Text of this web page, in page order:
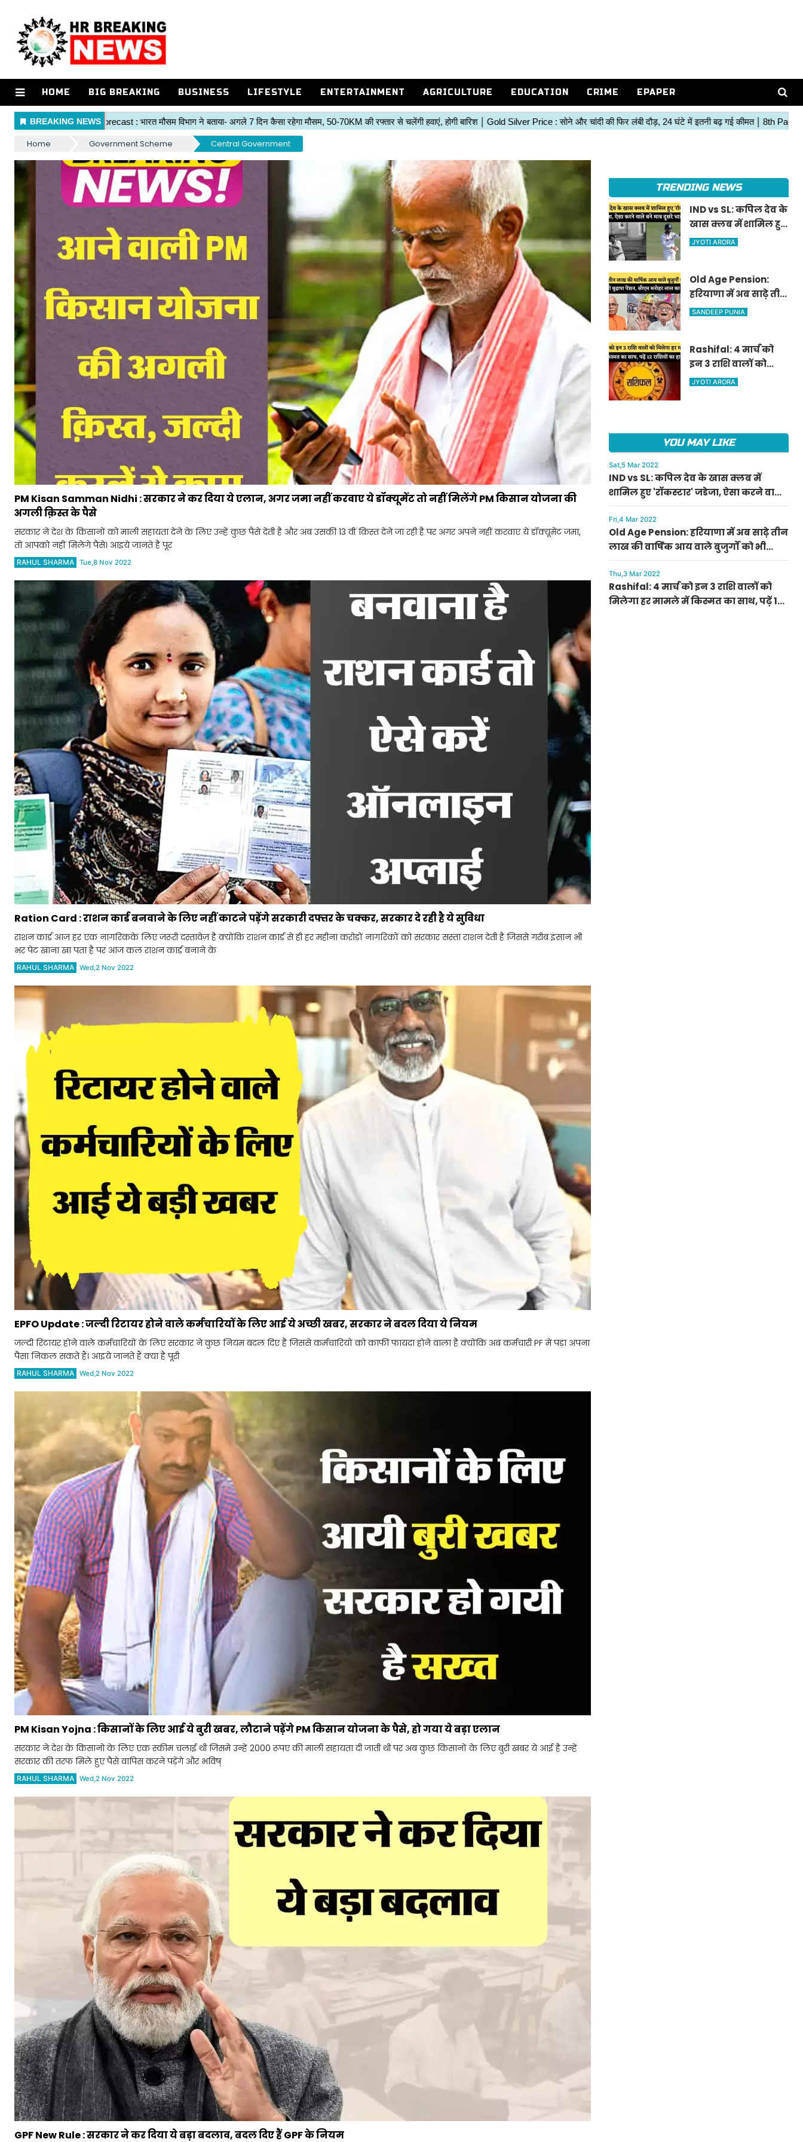
HOME BIG BREAKING BUSINESS LIFESTYLE ENTERTAINMENT AGRICULTURE EDUCATION CRIME EPAPER
Home Government Scheme Central Government
PM Kisan Samman Nidhi : सरकार ने कर दिया ये एलान, अगर जमा नहीं करवाए ये डॉक्यूमेंट तो नहीं मिलेंगे PM किसान योजना की
अगली क़िस्त के पैसे
सरकार ने देश के किसानों को माली सहायता देने के लिए उन्हें कुछ पैसे देती है और अब उसकी 13 वीं क़िस्त देने जा रही है पर अगर अपने नहीं करवाए ये डॉक्यूमेंट जमा,
तो आपको नहीं मिलेगे पैसे। आइये जानते है पूर
RAHUL SHARMA Tue,8 Nov 2022
Ration Card : राशन कार्ड बनवाने के लिए नहीं काटने पड़ेंगे सरकारी दफ्तर के चक्कर, सरकार दे रही है ये सुविधा
राशन कार्ड आज हर एक नागरिकके लिए जरूरी दस्तावेज़ है क्योंकि राशन कार्ड से ही हर महीना करोड़ों नागरिकों को सरकार सस्ता राशन देती है जिससे गरीब इंसान भी
भर पेट खाना खा पता है पर आज कल राशन कार्ड बनाने के
RAHUL SHARMA Wed,2 Nov 2022
EPFO Update : जल्दी रिटायर होने वाले कर्मचारियों के लिए आई ये अच्छी खबर, सरकार ने बदल दिया ये नियम
जल्दी रिटायर होने वाले कर्मचारियों के लिए सरकार ने कुछ नियम बदल दिए है जिससे कर्मचारियों को काफी फायदा होने वाला है क्योंकि अब कर्मचारी PF में पड़ा अपना
पैसा निकल सकते हैं। आइये जानते हैं क्या है पूरी
RAHUL SHARMA Wed,2 Nov 2022
PM Kisan Yojna : किसानों के लिए आई ये बुरी खबर, लौटाने पड़ेंगे PM किसान योजना के पैसे, हो गया ये बड़ा एलान
सरकार ने देश के किसानो के लिए एक स्कीम चलाई थी जिसमे उन्हें 2000 रूपए की माली सहायता दी जाती थी पर अब कुछ किसानों के लिए बुरी खबर ये आई है उन्हें
सरकार की तरफ मिले हुए पैसे वापिस करने पड़ेंगे और भविष्
RAHUL SHARMA Wed,2 Nov 2022
GPF New Rule : सरकार ने कर दिया ये बड़ा बदलाव, बदल दिए हैं GPF के नियम
TRENDING NEWS
IND vs SL: कपिल देव के
खास क्लब में शामिल हुए
'रॉकस्टार' जडेजा, ऐसा
JYOTI ARORA
Old Age Pension:
हरियाणा में अब साढ़े तीन
लाख की वार्षिक आय
सीएम मनोहर लाल का
ऐलान
SANDEEP PUNIA
Rashifal: 4 मार्च को
इन 3 राशि वालों को
मिलेगा हर मामले में
JYOTI ARORA
YOU MAY LIKE
Sat,5 Mar 2022
IND vs SL: कपिल देव के खास क्लब में
शामिल हुए 'रॉकस्टार' जडेजा, ऐसा करने वाले
बने मात्र दूसरे भारतीय
Fri,4 Mar 2022
Old Age Pension: हरियाणा में अब साढ़े तीन
लाख की वार्षिक आय वाले बुजुर्गों को भी
मिलेगी बुढ़ापा पेंशन, सीएम मनोहर लाल का
ऐलान
Thu,3 Mar 2022
Rashifal: 4 मार्च को इन 3 राशि वालों को
मिलेगा हर मामले में किस्मत का साथ, पढ़ें 12